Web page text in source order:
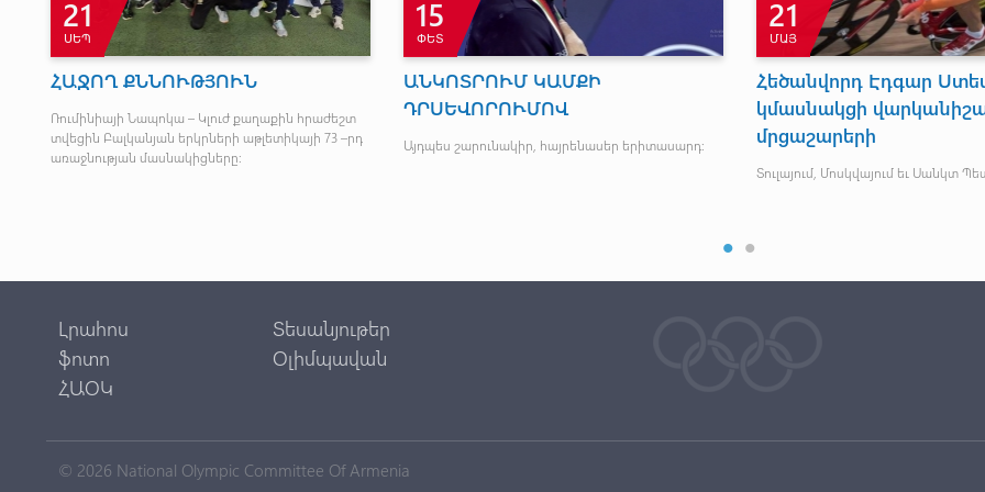
21
ՍԵՊ
ՀԱՋՈՂ ՔՆՆՈՒԹՅՈՒՆ
Ռումինիայի Նապոկա – Կլուժ քաղաքին հրաժեշտ
տվեցին Բալկանյան երկրների աթլետիկայի 73 –րդ
առաջնության մասնակիցները։
15
ՓԵՏ
ԱՆԿՈՏՐՈՒՄ ԿԱՄՔԻ
ԴՐՍԵՎՈՐՈՒՄՈՎ
Այդպես շարունակիր, հայրենասեր երիտասարդ:
21
ՄԱՅ
Հեծանվորդ Էդգար
կմասնակցի
մրցաշարերի
Տուլայում, Մոսկվայում եւ Սանկտ
Լրահոս
Տեսանյութեր
ֆոտո
Օլիմպավան
ՀԱՕԿ
© 2026 National Olympic Committee Of Armenia